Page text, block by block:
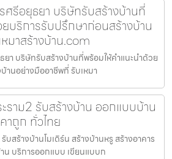
ศรีอยุธยา บริษัทรับสร้างบ้านที่
บริการรับปรึกษาก่อนสร้างบ้าน
มาสร้างบ้าน.com
ยา บริษัทรับสร้างบ้านที่พร้อมให้คำแนะนำด้วย
านอย่างมืออาชีพที่ รับเหมา
ราม2 รับสร้างบ้าน ออกแบบบ้าน
าถูก ทั่วไทย
สร้างบ้านโมเดิร์น สร้างบ้านหรู สร้างอาคาร
น บริการออกแบบ เขียนแบบก